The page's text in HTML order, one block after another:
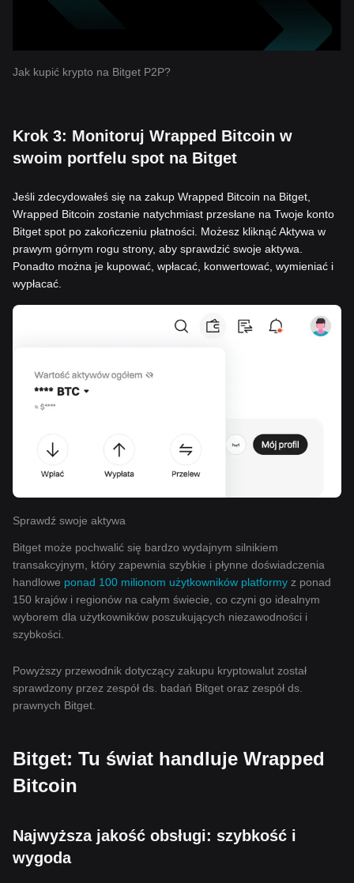
Jak kupić krypto na Bitget P2P?
Krok 3: Monitoruj Wrapped Bitcoin w
swoim portfelu spot na Bitget
Jeśli zdecydowałeś się na zakup Wrapped Bitcoin na Bitget,
Wrapped Bitcoin zostanie natychmiast przesłane na Twoje konto
Bitget spot po zakończeniu płatności. Możesz kliknąć Aktywa w
prawym górnym rogu strony, aby sprawdzić swoje aktywa.
Ponadto można je kupować, wpłacać, konwertować, wymieniać i
wypłacać.
Sprawdź swoje aktywa
Bitget może pochwalić się bardzo wydajnym silnikiem
transakcyjnym, który zapewnia szybkie i płynne doświadczenia
handlowe ponad 100 milionom użytkowników platformy z ponad
150 krajów i regionów na całym świecie, co czyni go idealnym
wyborem dla użytkowników poszukujących niezawodności i
szybkości.
Powyższy przewodnik dotyczący zakupu kryptowalut został
sprawdzony przez zespół ds. badań Bitget oraz zespół ds.
prawnych Bitget.
Bitget: Tu świat handluje Wrapped
Bitcoin
Najwyższa jakość obsługi: szybkość i
wygoda